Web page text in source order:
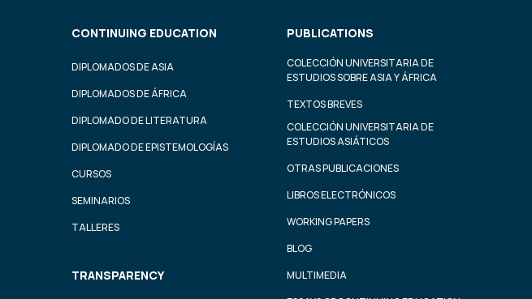
CONTINUING EDUCATION
DIPLOMADOS DE ASIA
DIPLOMADOS DE ÁFRICA
DIPLOMADO DE LITERATURA
DIPLOMADO DE EPISTEMOLOGÍAS
CURSOS
SEMINARIOS
TALLERES
TRANSPARENCY
PUBLICATIONS
COLECCIÓN UNIVERSITARIA DE
ESTUDIOS SOBRE ASIA Y ÁFRICA
TEXTOS BREVES
COLECCIÓN UNIVERSITARIA DE
ESTUDIOS ASIÁTICOS
OTRAS PUBLICACIONES
LIBROS ELECTRÓNICOS
WORKING PAPERS
BLOG
MULTIMEDIA